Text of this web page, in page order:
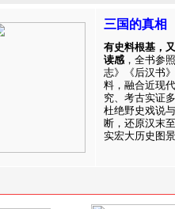
三国的真相
有史料根基，
读感 ，全书参
志》《后汉书
料，融合近现
究、考古实证
杜绝野史戏说
断，还原汉末
实宏大历史图